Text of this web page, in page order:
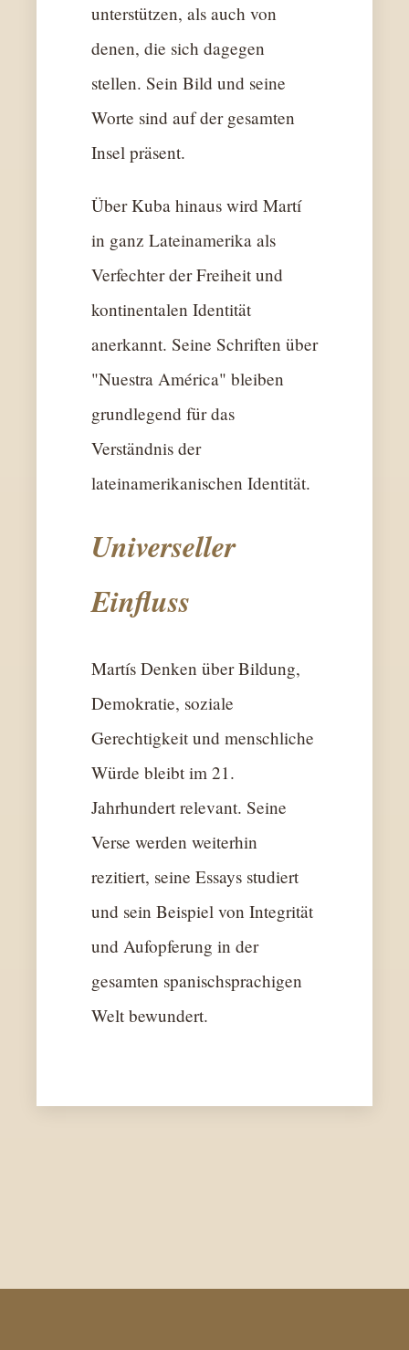
unterstützen, als auch von
denen, die sich dagegen
stellen. Sein Bild und seine
Worte sind auf der gesamten
Insel präsent.
Über Kuba hinaus wird Martí
in ganz Lateinamerika als
Verfechter der Freiheit und
kontinentalen Identität
anerkannt. Seine Schriften über
"Nuestra América" bleiben
grundlegend für das
Verständnis der
lateinamerikanischen Identität.
Universeller
Einfluss
Martís Denken über Bildung,
Demokratie, soziale
Gerechtigkeit und menschliche
Würde bleibt im 21.
Jahrhundert relevant. Seine
Verse werden weiterhin
rezitiert, seine Essays studiert
und sein Beispiel von Integrität
und Aufopferung in der
gesamten spanischsprachigen
Welt bewundert.